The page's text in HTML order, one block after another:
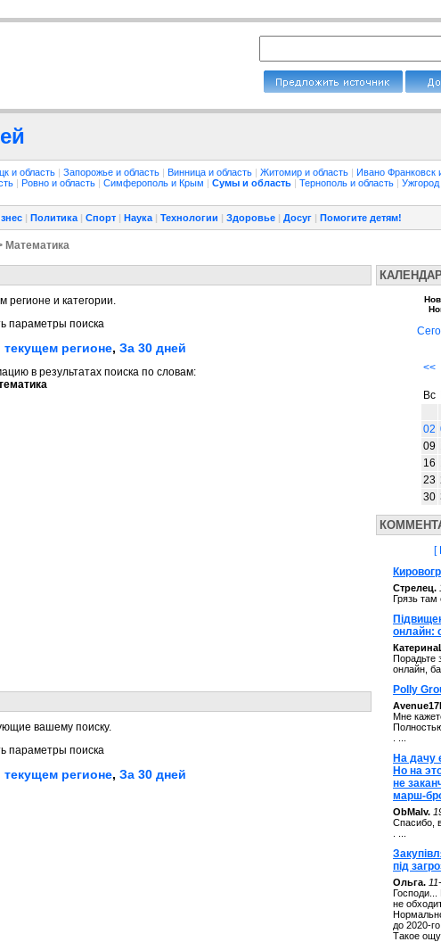
и область | Запорожье и область | Винница и область | Житомир и область | Ивано Франковск
| Ровно и область | Симферополь и Крым | Сумы и область | Тернополь и область | Ужгород
| Политика | Спорт | Наука | Технологии | Здоровье | Досуг | Помогите детям!
Математика
регионе и категории.
параметры поиска
текущем регионе, За 30 дней
в результатах поиска по словам:
вашему поиску.
параметры поиска
текущем регионе, За 30 дней
<<
Вс
02
09
16
23
30
[
Стрелец.
Грязь там
онлайн:
Порадьте
онлайн,
Polly
Мне
На дачу
Но на
не
марш-
ОbMalv.
Спасибо,
під
Ольга.
Господи...
не
до 2020-
Такое